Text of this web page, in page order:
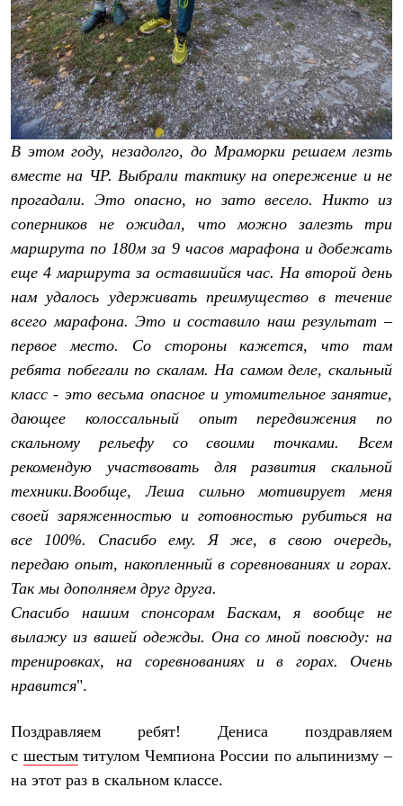
Брюки
Софтшелл одежда
Куртки
Флисовая одежда
Куртки
Брюки
Жилеты
Комбинезоны
Термобелье
Комплект термобелья
Снаряжение
Палатки и тенты
Палатки
Тенты
Аксессуары для палаток
Рюкзаки
Экспедиционные
Легкоходные
Городские
Аксессуары для рюкзаков
Спальные мешки
Пуховые
Комбинированные
С синтетическим утеплителем
Аксессуары для спальников
Сумки и баулы
Баулы
Сумки
Гермомешки
Полезные аксессуары
Еда
Коврики
Женская обувь
Сапоги
Мужская обувь
Ботинки
Гамаши и бахилы
Гамаши
Тапочки и чуни
В этом году, незадолго, до Мраморки решаем лезть
вместе на ЧР. Выбрали тактику на опережение и не
прогадали. Это опасно, но зато весело. Никто из
соперников не ожидал, что можно залезть три
маршрута по 180м за 9 часов марафона и добежать
еще 4 маршрута за оставшийся час. На второй день
нам удалось удерживать преимущество в течение
всего марафона. Это и составило наш результат –
первое место. Со стороны кажется, что там
ребята побегали по скалам. На самом деле, скальный
класс - это весьма опасное и утомительное занятие,
дающее колоссальный опыт передвижения по
скальному рельефу со своими точками. Всем
рекомендую участвовать для развития скальной
техники.Вообще, Леша сильно мотивирует меня
своей заряженностью и готовностью рубиться на
все 100%. Спасибо ему. Я же, в свою очередь,
передаю опыт, накопленный в соревнованиях и горах.
Так мы дополняем друг друга.
Спасибо нашим спонсорам Баскам, я вообще не
вылажу из вашей одежды. Она со мной повсюду: на
тренировках, на соревнованиях и в горах. Очень
нравится".
Поздравляем ребят! Дениса поздравляем
с шестым титулом Чемпиона России по альпинизму –
на этот раз в скальном классе.